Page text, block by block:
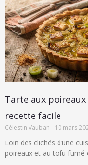
Tarte aux
recette facile
Célestin Vauban 10 mars
Loin des clichés d’une
poireaux et au tofu fumé